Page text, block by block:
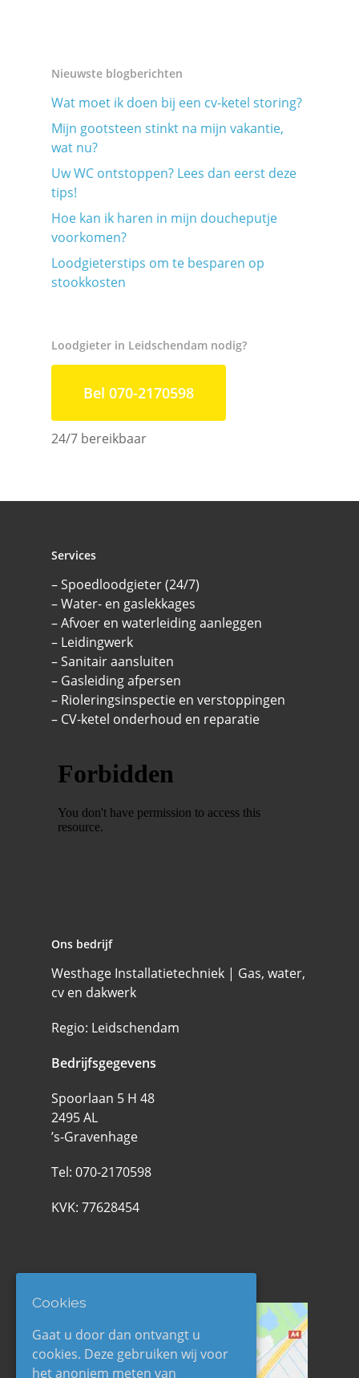
Nieuwste blogberichten
Wat moet ik doen bij een cv-ketel storing?
Mijn gootsteen stinkt na mijn vakantie,
wat nu?
Uw WC ontstoppen? Lees dan eerst deze
tips!
Hoe kan ik haren in mijn doucheputje
voorkomen?
Loodgieterstips om te besparen op
stookkosten
Loodgieter in Leidschendam nodig?
Bel 070-2170598
24/7 bereikbaar
Services
– Spoedloodgieter (24/7)
– Water- en gaslekkages
– Afvoer en waterleiding aanleggen
– Leidingwerk
– Sanitair aansluiten
– Gasleiding afpersen
– Rioleringsinspectie en verstoppingen
– CV-ketel onderhoud en reparatie
Ons bedrijf
Westhage Installatietechniek | Gas, water,
cv en dakwerk
Regio: Leidschendam
Bedrijfsgegevens
Spoorlaan 5 H 48
2495 AL
’s-Gravenhage
Tel: 070-2170598
KVK: 77628454
Cookies
Gaat u door dan ontvangt u
cookies. Deze gebruiken wij voor
het anoniem meten van